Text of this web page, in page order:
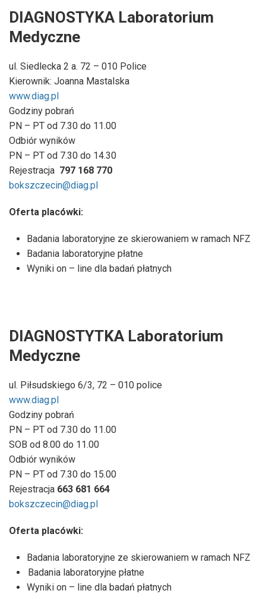
DIAGNOSTYKA Laboratorium
Medyczne
ul. Siedlecka 2 a. 72 – 010 Police
Kierownik: Joanna Mastalska
www.diag.pl
Godziny pobrań
PN – PT od 7.30 do 11.00
Odbiór wyników
PN – PT od 7.30 do 14.30
Rejestracja 797 168 770
bokszczecin@diag.pl
Oferta placówki:
Badania laboratoryjne ze skierowaniem w ramach NFZ
Badania laboratoryjne płatne
Wyniki on – line dla badań płatnych
DIAGNOSTYTKA Laboratorium
Medyczne
ul. Piłsudskiego 6/3, 72 – 010 police
www.diag.pl
Godziny pobrań
PN – PT od 7.30 do 11.00
SOB od 8.00 do 11.00
Odbiór wyników
PN – PT od 7.30 do 15.00
Rejestracja 663 681 664
bokszczecin@diag.pl
Oferta placówki:
Badania laboratoryjne ze skierowaniem w ramach NFZ
Badania laboratoryjne płatne
Wyniki on – line dla badań płatnych